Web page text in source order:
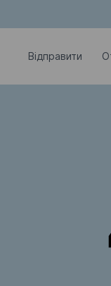
Відправити